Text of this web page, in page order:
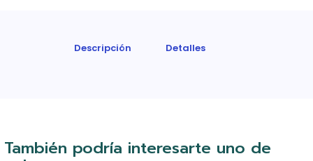
Descripción Detalles
También podría interesarte uno de